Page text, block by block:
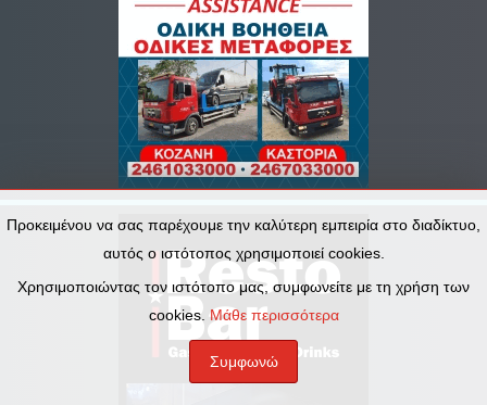
Προκειμένου να σας παρέχουμε την καλύτερη εμπειρία στο διαδίκτυο,
αυτός ο ιστότοπος χρησιμοποιεί cookies.
Χρησιμοποιώντας τον ιστότοπο μας, συμφωνείτε με τη χρήση των
cookies. Μάθε περισσότερα
Συμφωνώ